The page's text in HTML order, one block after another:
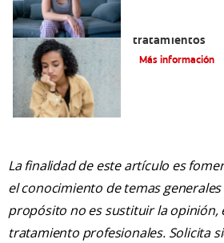
tratamientos
Más información
La finalidad de este artículo es
el conocimiento de temas
propósito no es sustituir la opinión,
tratamiento profesionales. Solicita